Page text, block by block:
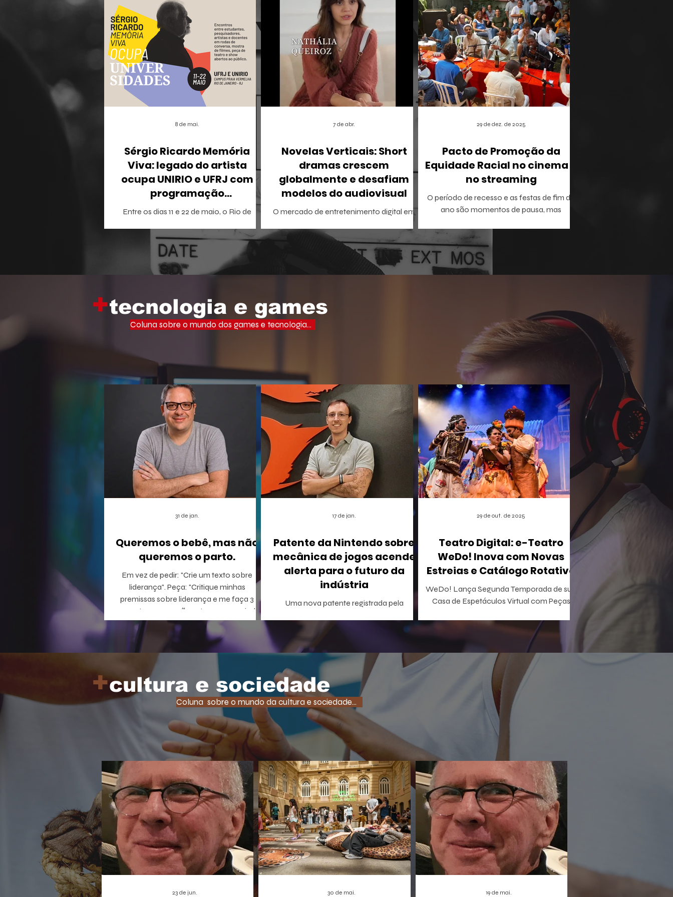
Sérgio Ricardo Memória
Viva: legado do artista
ocupa UNIRIO e UFRJ com
programação
multidisciplinar
Entre os dias 11 e 22 de maio, o Rio de
Memória Viva Ocupa Universidades, uma
iniciativa que leva o vasto acervo e a
filosofia de um dos maiores intelectuais da
cultura brasileira para o centro do debate
8 de mai.
Novelas Verticais: Short
dramas crescem
globalmente e desafiam
modelos do audiovisual
O mercado de entretenimento digital em
o espectador busca narrativas ágeis,
dramáticas e estritamente verticais.
7 de abr.
Pacto de Promoção da
Equidade Racial no cinema e
no streaming
O período de recesso e as festas de fim de
ano são momentos de pausa, mas
aprofundar o repertório sobre temas que
dominam a agenda social e corporativa.
29 de dez. de 2025
+tecnologia e games
Coluna sobre o mundo dos games e tecnologia...
Queremos o bebê, mas não
queremos o parto.
Em vez de pedir: "Crie um texto sobre
liderança". Peça: "Critique minhas
premissas sobre liderança e me faça 3
perguntas que eu não estou conseguindo
responder".
31 de jan.
Patente da Nintendo sobre
mecânica de jogos acende
alerta para o futuro da
indústria
Uma nova patente registrada pela
causando um rebuliço no mundo dos
games. A empresa conseguiu o registro de
uma mecânica de invocação de
personagens secundários durante o jogo,
uma função super comum em RPGs e
jogos de ação. A medida, que pode afetar o
desenvolvimento de centenas de futuros
títulos, é vista como um risco,
especialmente para os estúdios
independentes.
17 de jan.
Teatro Digital: e-Teatro
WeDo! Inova com Novas
Estreias e Catálogo Rotativo
WeDo! Lança Segunda Temporada de sua
Casa de Espetáculos Virtual com Peças
A WeDo! Entretenimento acaba de apertar
o play em uma nova fase do e-Teatro
WeDo! , a primeira casa de espetáculos
virtual e gamificada do mundo. Esta nova
temporada não só reforça a proposta de
democratização da cultura digital, como
também estreia duas produções que
prometem dar o que falar: o musical infantil
A Borboleta Sem Asas e a homenagem
nortista
29 de out. de 2025
+cultura e sociedade
Coluna sobre o mundo da cultura e sociedade...
23 de jun. 30 de mai. 19 de mai.